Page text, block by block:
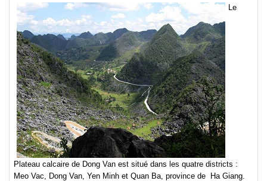
Le
Plateau calcaire de Dong Van est situé dans les quatre districts :
Meo Vac, Dong Van, Yen Minh et Quan Ba, province de Ha Giang.